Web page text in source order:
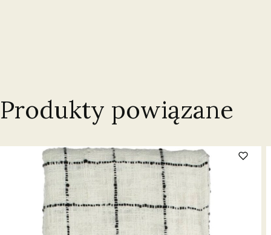
Produkty powiązane